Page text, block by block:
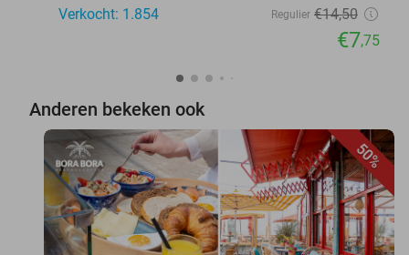
Verkocht: 1.854
Regulier €14,50
€7,75
Anderen bekeken ook
50%